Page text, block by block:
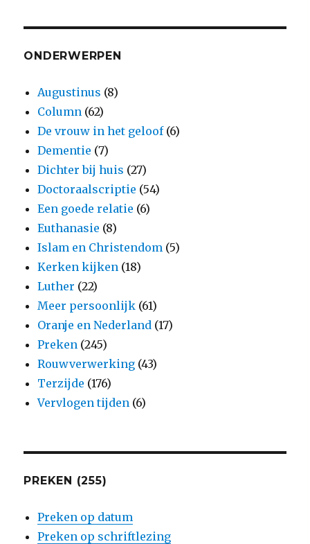
ONDERWERPEN
Augustinus (8)
Column (62)
De vrouw in het geloof(6)
Dementie (7)
Dichter bij huis (27)
Doctoraalscriptie (54)
Een goede relatie (6)
Euthanasie (8)
Islam en Christendom (5)
Kerken kijken (18)
Luther (22)
Meer persoonlijk (61)
Oranje en Nederland (17)
Preken (245)
Rouwverwerking (43)
Terzijde (176)
Vervlogen tijden (6)
PREKEN (255)
Preken op datum
Preken op schriftlezing